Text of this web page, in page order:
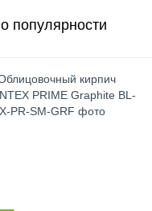
популярности